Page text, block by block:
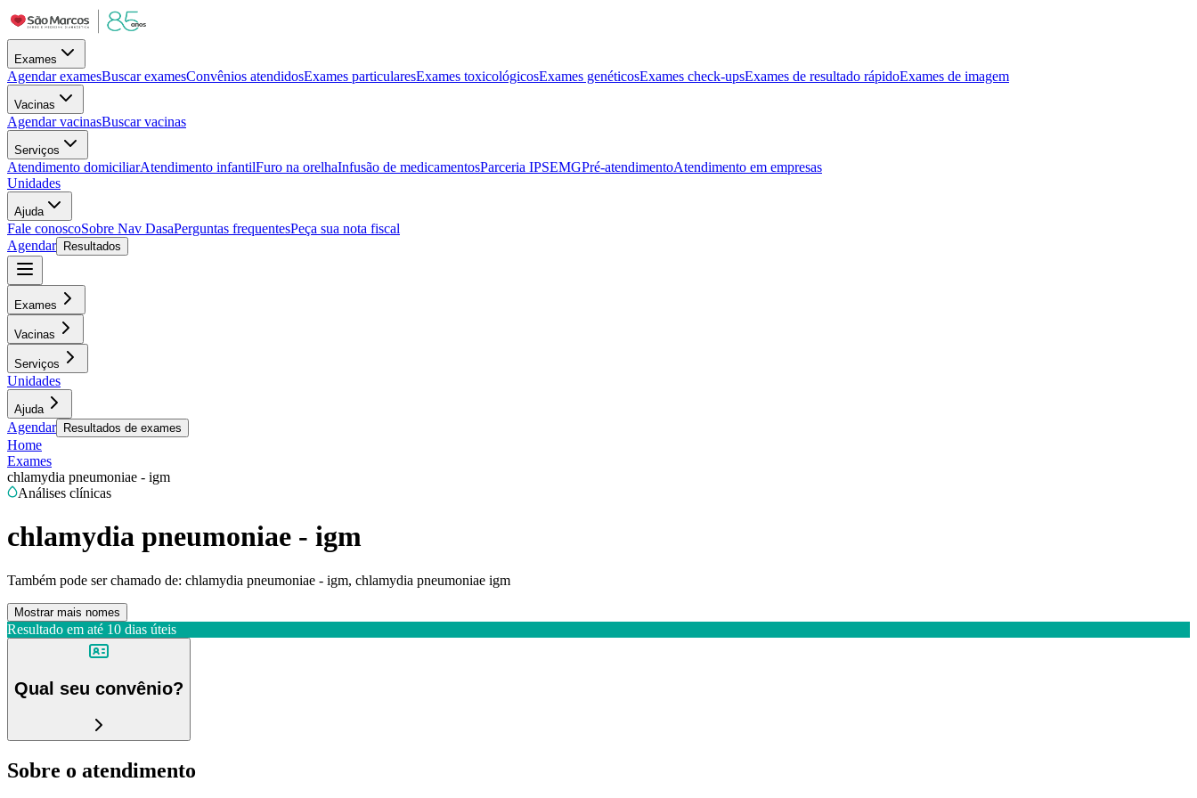
Exames
Agendar examesBuscar examesConvênios atendidosExames particularesExames toxicológicosExames genéticosExames check-upsExames de resultado rápidoExames de imagem
Vacinas
Agendar vacinasBuscar vacinas
Serviços
Atendimento domiciliarAtendimento infantilFuro na orelhaInfusão de medicamentosParceria IPSEMGPré-atendimentoAtendimento em empresas
Unidades
Ajuda
Fale conoscoSobre Nav DasaPerguntas frequentesPeça sua nota fiscal
Agendar
Resultados
Exames
Vacinas
Serviços
Unidades
Ajuda
Agendar Resultados de exames
Home
Exames
chlamydia pneumoniae - igm
Análises clínicas
chlamydia pneumoniae - igm
Também pode ser chamado de: chlamydia pneumoniae - igm, chlamydia pneumoniae igm
Mostrar mais nomes
Resultado em até 10 dias úteis
Qual seu convênio?
Sobre o atendimento